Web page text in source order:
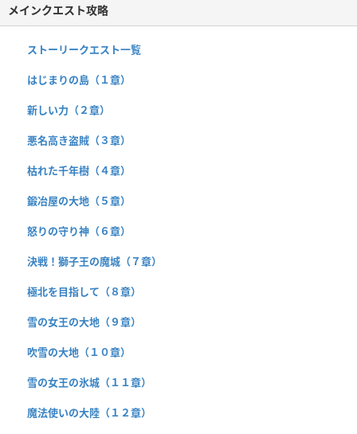
メインクエスト攻略
ストーリークエスト一覧
はじまりの島（１章）
新しい力（２章）
悪名高き盗賊（３章）
枯れた千年樹（４章）
鍛冶屋の大地（５章）
怒りの守り神（６章）
決戦！獅子王の魔城（７章）
極北を目指して（８章）
雪の女王の大地（９章）
吹雪の大地（１０章）
雪の女王の氷城（１１章）
魔法使いの大陸（１２章）